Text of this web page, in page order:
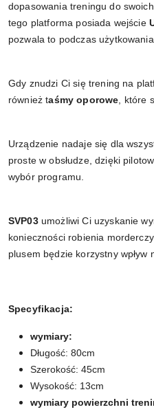
dopasowania treningu do
tego platforma posiada wejście
pozwala to podczas
Gdy znudzi Ci się trening na
również taśmy oporowe , które
Urządzenie nadaje się dla
proste w obsłudze, dzięki
wybór programu.
SVP03 umożliwi Ci uzyskanie
konieczności robienia
plusem będzie korzystny
Specyfikacja:
wymiary:
Długość: 80cm
Szerokość: 45cm
Wysokość: 13cm
wymiary powierzchni